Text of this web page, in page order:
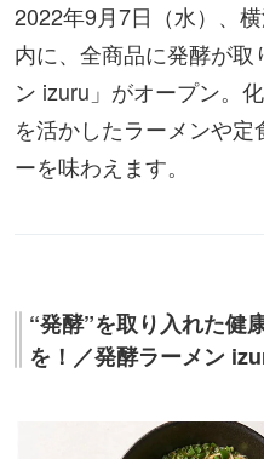
2022年9月7日（水）、
内に、全商品に発酵が
ン izuru」がオープン。
を活かしたラーメンや定
ーを味わえます。
“発酵”を取り入れた健
を！／発酵ラーメン